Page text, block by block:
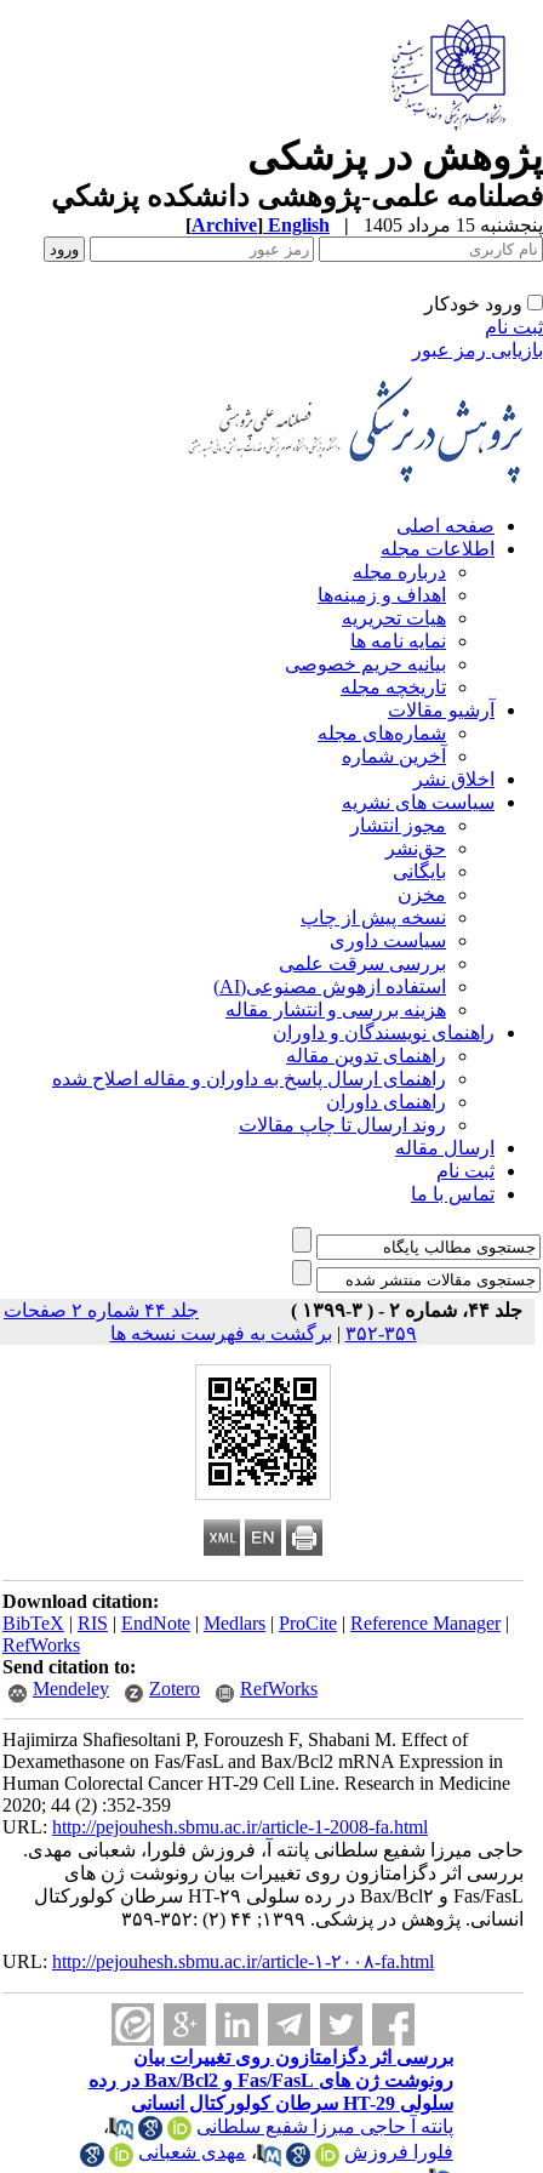
در پزشکی
علمی-پژوهشی دانشکده پزشکي
15 مرداد 1405 |
English
[Archive]
ورود خودکار
نام
رمز عبور
صفحه اصلی
اطلاعات مجله
درباره مجله
اهداف و زمینه‌ها
هیات تحریریه
نمایه نامه ها
بیانیه حریم خصوصی
تاریخچه مجله
آرشیو مقالات
شماره‌های مجله
آخرین شماره
اخلاق نشر
سیاست های نشریه
مجوز انتشار
حق‌نشر
بایگانی
مخزن
نسخه پیش از چاپ
سیاست داوری
بررسی سرقت علمی
استفاده ازهوش مصنوعی(AI)
هزینه بررسی و انتشار مقاله
راهنمای نویسندگان و داوران
راهنمای تدوین مقاله
راهنمای ارسال پاسخ به داوران و مقاله اصلاح شده
راهنمای داوران
روند ارسال تا چاپ مقالات
ارسال مقاله
ثبت نام
تماس با ما
جلد ۴۴، شماره ۲ - ( ۳-۱۳۹۹ )
جلد ۴۴ شماره ۲ صفحات
۳۵۹-۳۵۲
|برگشت به فهرست نسخه ها
Download citation:
BibTeX|RIS|EndNote|Medlars|ProCite|Reference Manager
RefWorks
Send citation to:
Mendeley
Zotero RefWorks
Hajimirza Shafiesoltani P, Forouzesh F, Shabani M. Effect of
Dexamethasone on Fas/FasL and Bax/Bcl2 mRNA Expression in
Human Colorectal Cancer HT-29 Cell Line. Research in Medicine
2020; 44 (2) :352-359
URL:http://pejouhesh.sbmu.ac.ir/article-1-2008-fa.html
حاجی میرزا شفیع سلطانی پانته آ، فروزش فلورا، شعبانی مهدی.
بررسی اثر دگزامتازون روی تغییرات بیان رونوشت ژن های
Fas/FasL و Bax/Bcl۲ در رده سلولی HT-۲۹ سرطان کولورکتال
انسانی. پژوهش در پزشکی. ۱۳۹۹; ۴۴ (۲) :۳۵۲-۳۵۹
URL:http://pejouhesh.sbmu.ac.ir/article-۱-۲۰۰۸-fa.html
بررسی اثر دگزامتازون روی تغییرات بیان
رونوشت ژن های Fas/FasL و Bax/Bcl2 در رده
سلولی HT-29 سرطان کولورکتال انسانی
پانته آ حاجی میرزا شفیع سلطانی
،
فلورا فروزش
،مهدی شعبانی